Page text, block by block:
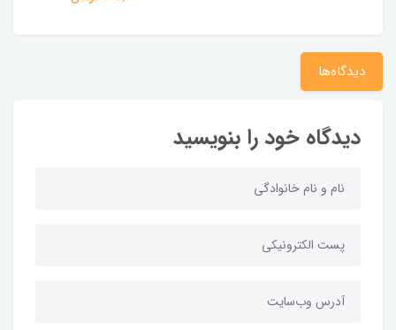
دیدگاه‌ها
دیدگاه خود را بنویسید